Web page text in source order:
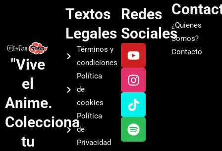
"Vive
el
Anime.
Colecciona
tu
Textos
Legales
Términos y
condiciones
Política
de
cookies
Política
de
Privacidad
Redes
Sociales
Y
o
u
t
u
b
e
I
n
s
t
a
g
r
a
T
i
k
t
o
k
S
p
o
t
i
f
y
¿Quienes
Somos?
Contacto